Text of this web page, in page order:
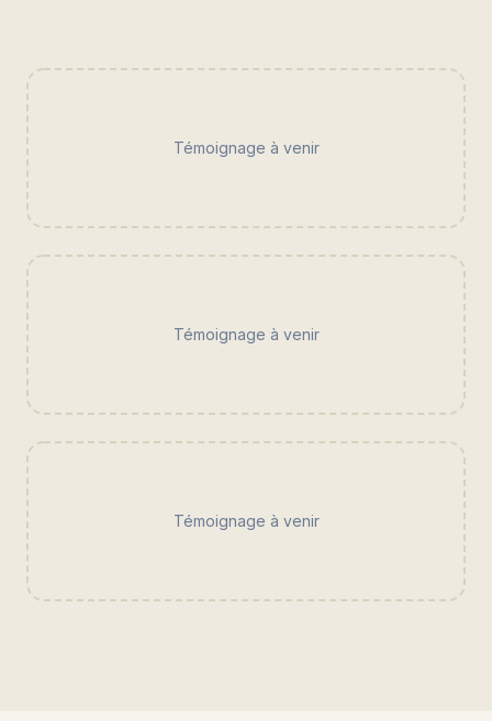
Témoignage à venir
Témoignage à venir
Témoignage à venir